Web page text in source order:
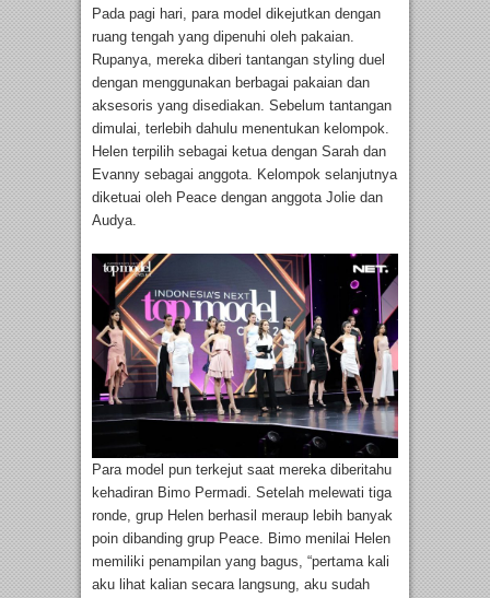
Pada pagi hari, para model dikejutkan dengan
ruang tengah yang dipenuhi oleh pakaian.
Rupanya, mereka diberi tantangan styling duel
dengan menggunakan berbagai pakaian dan
aksesoris yang disediakan. Sebelum tantangan
dimulai, terlebih dahulu menentukan kelompok.
Helen terpilih sebagai ketua dengan Sarah dan
Evanny sebagai anggota. Kelompok selanjutnya
diketuai oleh Peace dengan anggota Jolie dan
Audya.
Para model pun terkejut saat mereka diberitahu
kehadiran Bimo Permadi. Setelah melewati tiga
ronde, grup Helen berhasil meraup lebih banyak
poin dibanding grup Peace. Bimo menilai Helen
memiliki penampilan yang bagus, “pertama kali
aku lihat kalian secara langsung, aku sudah